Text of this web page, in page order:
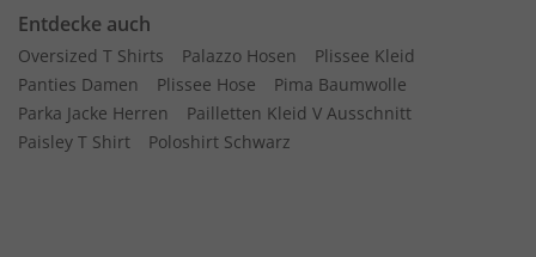
Entdecke auch
Oversized T Shirts Palazzo Hosen
Plissee Kleid
Panties Damen
Plissee Hose
Pima Baumwolle
Parka Jacke Herren
Pailletten Kleid V Ausschnitt
Paisley T Shirt
Poloshirt Schwarz